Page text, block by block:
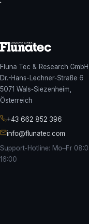
Fluna Tec & Research GmbH
Dr.-Hans-Lechner-Straße 6
5071 Wals-Siezenheim,
Österreich
+43 662 852 396
info@flunatec.com
Support-Hotline: Mo–Fr
16:00